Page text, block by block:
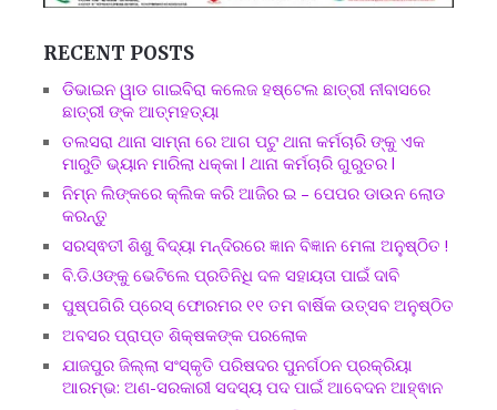
RECENT POSTS
ଡିଭାଇନ ୱାଡ ଗାଇବିରା କଲେଜ ହଷ୍ଟେଲ ଛାତ୍ରୀ ନୀବାସରେ
ଛାତ୍ରୀ ଙ୍କ ଆତ୍ମହତ୍ୟା
ତଲସରା ଥାନା ସାମ୍ନା ରେ ଆଗ ପଟୁ ଥାନା କର୍ମଚାରି ଙ୍କୁ ଏକ
ମାରୁତି ଭ୍ୟାନ ମାରିଲା ଧକ୍କା l ଥାନା କର୍ମଚାରି ଗୁରୁତର l
ନିମ୍ନ ଲିଙ୍କରେ କ୍ଲିକ କରି ଆଜିର ଇ – ପେପର ଡାଉନ ଲୋଡ
କରନ୍ତୁ
ସରସ୍ଵତୀ ଶିଶୁ ବିଦ୍ୟା ମନ୍ଦିରରେ ଜ୍ଞାନ ବିଜ୍ଞାନ ମେଳା ଅନୁଷ୍ଠିତ !
ବି.ଡି.ଓଙ୍କୁ ଭେଟିଲେ ପ୍ରତିନିଧି ଦଳ ସହାୟତା ପାଇଁ ଦାବି
ପୁଷ୍ପଗିରି ପ୍ରେସ୍ ଫୋରମର ୧୧ ତମ ବାର୍ଷିକ ଉତ୍ସବ ଅନୁଷ୍ଠିତ
ଅବସର ପ୍ରାପ୍ତ ଶିକ୍ଷକଙ୍କ ପରଲୋକ
ଯାଜପୁର ଜିଲ୍ଲା ସଂସ୍କୃତି ପରିଷଦର ପୁନର୍ଗଠନ ପ୍ରକ୍ରିୟା
ଆରମ୍ଭ: ଅଣ-ସରକାରୀ ସଦସ୍ୟ ପଦ ପାଇଁ ଆବେଦନ ଆହ୍ଵାନ